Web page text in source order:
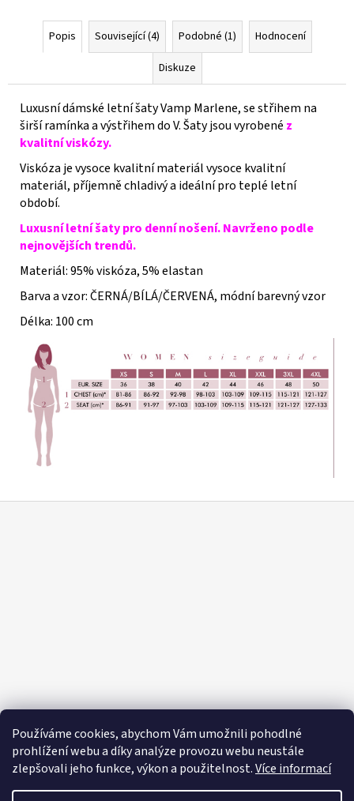
Používáme cookies, abychom Vám umožnili pohodlné
prohlížení webu a díky analýze provozu webu neustále
zlepšovali jeho funkce, výkon a použitelnost.Více informací
Popis Související (4) Podobné (1)
Hodnocení
Diskuze
Luxusní dámské letní šaty Vamp Marlene, se střihem na
širší ramínka a výstřihem do V. Šaty jsou vyrobené z
kvalitní viskózy.
Viskóza je vysoce kvalitní materiál vysoce kvalitní
materiál, příjemně chladivý a ideální pro teplé letní
období.
Luxusní letní šaty pro denní nošení. Navrženo podle
nejnovějších trendů.
Materiál: 95% viskóza, 5% elastan
Barva a vzor: ČERNÁ/BÍLÁ/ČERVENÁ, módní barevný vzor
Délka: 100 cm
Původně: